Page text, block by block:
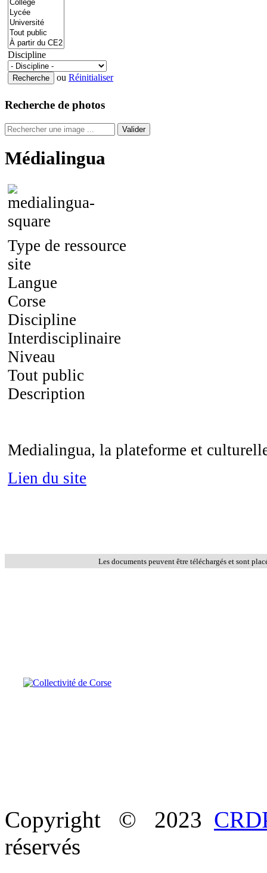
Discipline
ou Réinitialiser
Recherche de photos
Valider
Médialingua
Type de ressource
site
Langue
Corse
Discipline
Interdisciplinaire
Niveau
Tout public
Description
Medialingua, la plateforme et
Lien du site
Les documents peuvent être téléchargés et sont
Copyright © 2023
réservés